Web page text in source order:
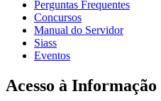
Perguntas Frequentes
Concursos
Manual do Servidor
Siass
Eventos
Acesso à Informação